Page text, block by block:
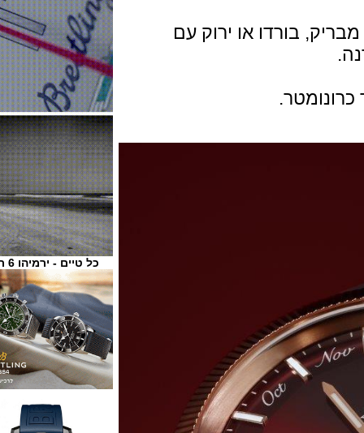
בורדו או ירוק עם
כל טיים - ירמיהו 6 ת"א